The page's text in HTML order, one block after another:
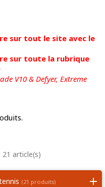
sur tout le site avec le
sur toute la rubrique
V10 & Defyer, Extreme
article(s)
(21 produits)